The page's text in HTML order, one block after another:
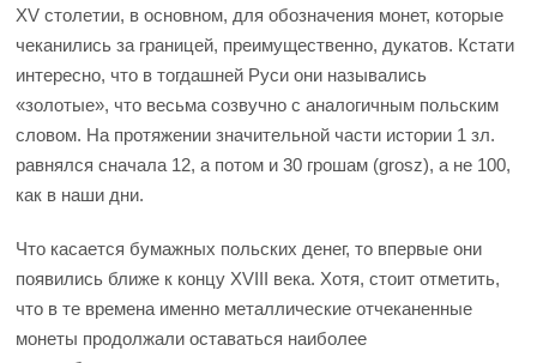
XV столетии, в основном, для обозначения монет, которые
чеканились за границей, преимущественно, дукатов. Кстати
интересно, что в тогдашней Руси они назывались
«золотые», что весьма созвучно с аналогичным польским
словом. На протяжении значительной части истории 1 зл.
равнялся сначала 12, а потом и 30 грошам (grosz), а не 100,
как в наши дни.
Что касается бумажных польских денег, то впервые они
появились ближе к концу XVIII века. Хотя, стоит отметить,
что в те времена именно металлические отчеканенные
монеты продолжали оставаться наиболее